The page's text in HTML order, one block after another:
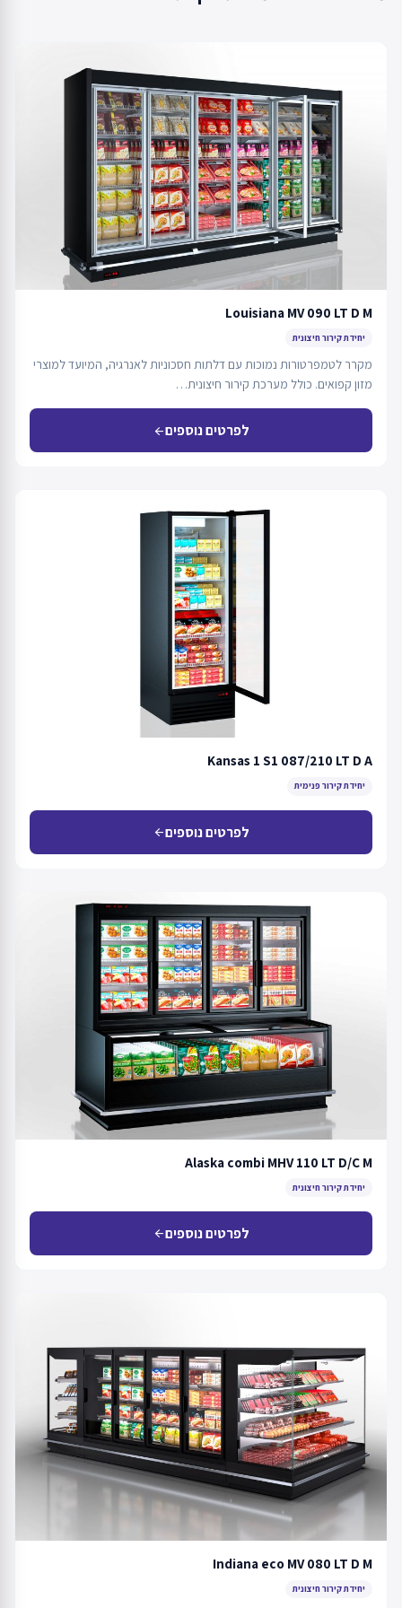
Louisiana MV 090 LT D M
יחידת קירור חיצונית
מקרר לטמפרטורות נמוכות עם דלתות חסכוניות לאנרגיה, המיועד למוצרי
מזון קפואים. כולל מערכת קירור חיצונית…
לפרטים נוספיםarrow_back
Kansas 1 S1 087/210 LT D A
יחידת קירור פנימית
לפרטים נוספיםarrow_back
Alaska combi MHV 110 LT D/C M
יחידת קירור חיצונית
לפרטים נוספיםarrow_back
Indiana eco MV 080 LT D M
יחידת קירור חיצונית